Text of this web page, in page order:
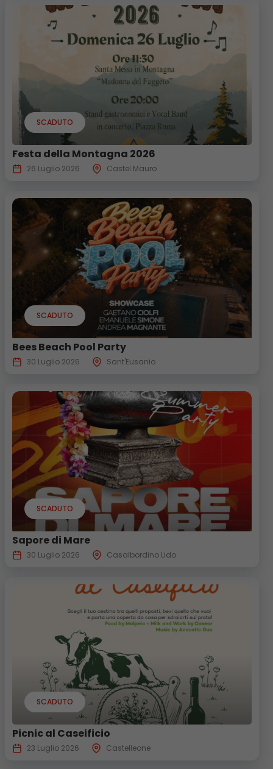
SCADUTO
Festa della Montagna 2026
26 Luglio 2026 Castel Mauro
SCADUTO
Bees Beach Pool Party
30 Luglio 2026 Sant'Eusanio
SCADUTO
Sapore di Mare
30 Luglio 2026 Casalbordino Lido
SCADUTO
Picnic al Caseificio
23 Luglio 2026 Castelleone